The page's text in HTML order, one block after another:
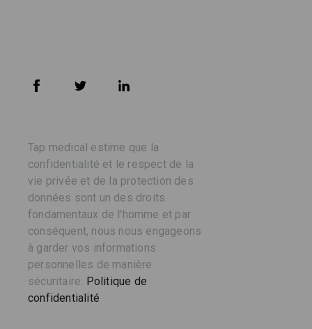
Tap medical estime que la
confidentialité et le respect de la
vie privée et de la protection des
données sont un des droits
fondamentaux de l'homme et par
conséquent, nous nous engageons
à garder vos informations
personnelles de manière
sécuritaire. Politique de
confidentialité